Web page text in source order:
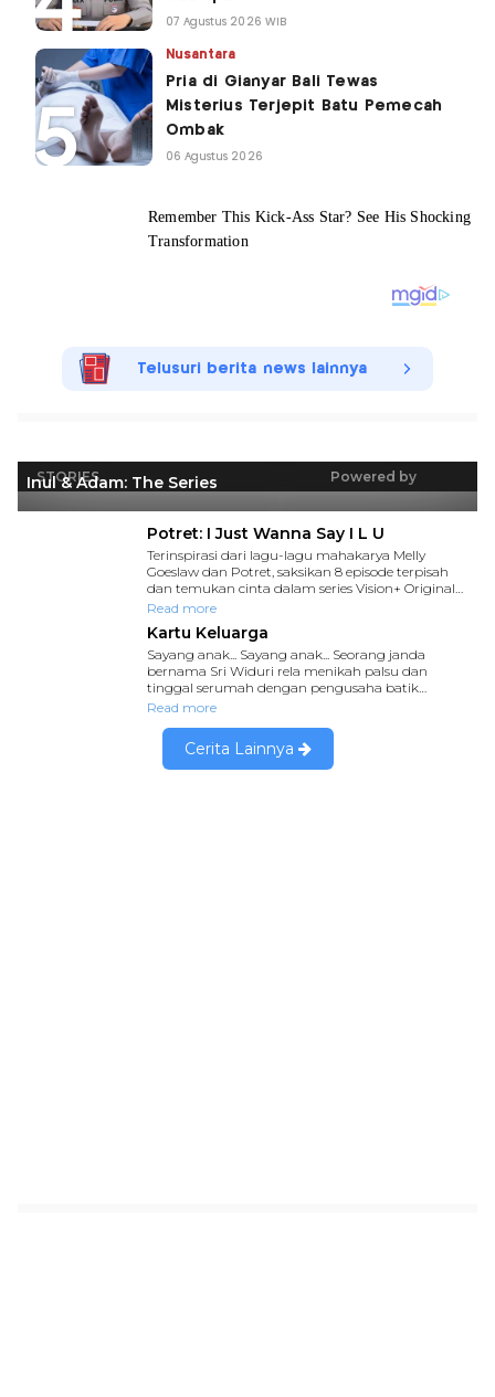
07 Agustus 2026 WIB
Nusantara
Pria di Gianyar Bali Tewas
Misterius Terjepit Batu Pemecah
Ombak
06 Agustus 2026
Telusuri berita news lainnya